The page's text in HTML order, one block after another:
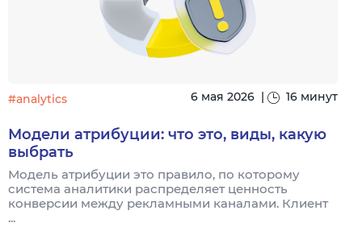
#analytics 6 мая 2026 16 минут
Модели атрибуции: что это, виды, какую
выбрать
Модель атрибуции это правило, по которому
система аналитики распределяет ценность
конверсии между рекламными каналами. Клиент
...